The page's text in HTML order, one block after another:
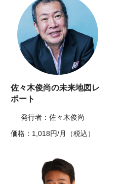
佐々木俊尚の未来地図レ
ポート
発行者：佐々木俊尚
価格：1,018円/月（税込）